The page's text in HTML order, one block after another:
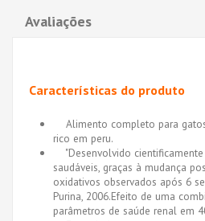
Avaliações
Características do produto
Alimento completo para
rico em peru.
"Desenvolvido
saudáveis, graças à mudança
oxidativos observados após 6
Purina, 2006.Efeito de uma
parâmetros de saúde renal em